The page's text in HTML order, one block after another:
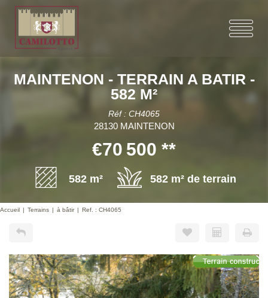
MAINTENON - TERRAIN A BATIR -
582 M²
Réf : CH4065
28130 MAINTENON
€70 500 **
582 m² 582 m² de terrain
Accueil Terrains à bâtir Ref. : CH4065